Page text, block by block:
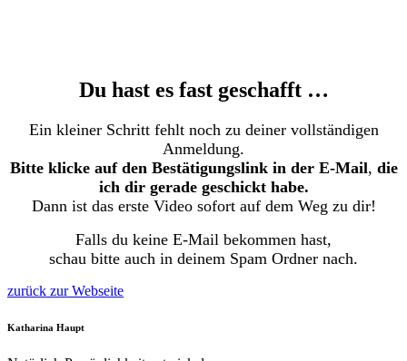
Du hast es fast geschafft …
Ein kleiner Schritt fehlt noch zu deiner vollständigen
Anmeldung.
Bitte klicke auf den Bestätigungslink in der E-Mail, die
ich dir gerade geschickt habe.
Dann ist das erste Video sofort auf dem Weg zu dir!
Falls du keine E-Mail bekommen hast,
schau bitte auch in deinem Spam Ordner nach.
zurück zur Webseite
Katharina Haupt